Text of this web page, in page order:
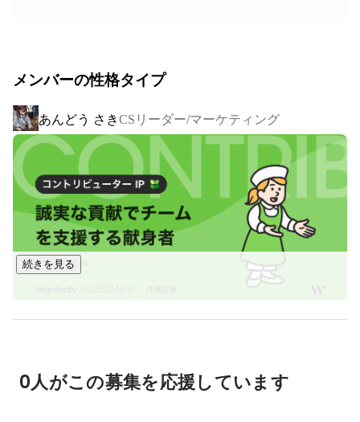
私たちはこれからも「売れる」仕組みを作りつづけ、
世の中に価値を与えつづけます。
▍圧倒的なスピードで急成長中！
・2022年：年商10億円
・2023年：年商35億円
・2024年：年商50億円
・2025年：年商75億円
・2026年：年商100億円達成へ
1人当たり2億円以上の売上を創出している会社です！
属人的な気合ではなく、再現性あるマーケ・運用の仕組みで
・購入者20万人以上、累計150万個出荷を誇るタレントプロ
デュース商品
メンバーの性格タイプ
あんどう さきCSリーダー/マーケティング
続きを見る
0人がこの募集を応援しています